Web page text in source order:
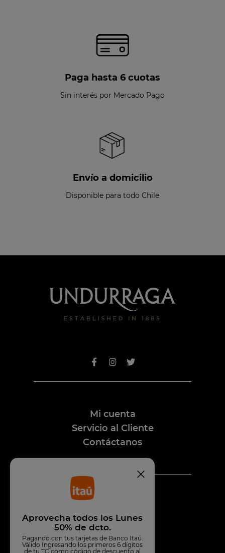
Aprovecha todos los Lunes
50% de dcto.
Pagando con tus tarjetas de Banco Itaú.
Válido Ingresando los primeros 6 dígitos
de tu TC como código de descuento al
Paga hasta 6 cuotas
Sin interés por Mercado Pago
Envío a domicilio
Disponible para todo Chile
Mi cuenta
Servicio al Cliente
Contáctanos